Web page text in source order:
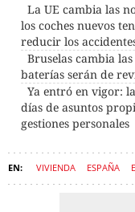
La UE cambia las
los coches nuevos
reducir los
Bruselas cambia
baterías serán de
Ya entró en vigor:
días de asuntos
gestiones personales
VIVIENDA ESPAÑA